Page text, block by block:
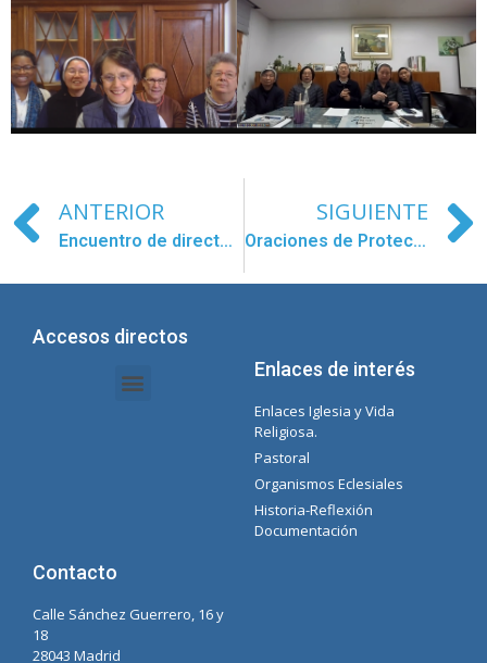
ANTERIOR
Encuentro de directores Concepcionistas
SIGUIENTE
Oraciones de Protección a la Congregación
Accesos directos
Enlaces de interés
Enlaces Iglesia y Vida
Religiosa.
Pastoral
Organismos Eclesiales
Historia-Reflexión
Documentación
Contacto
Calle Sánchez Guerrero, 16 y
18
28043 Madrid